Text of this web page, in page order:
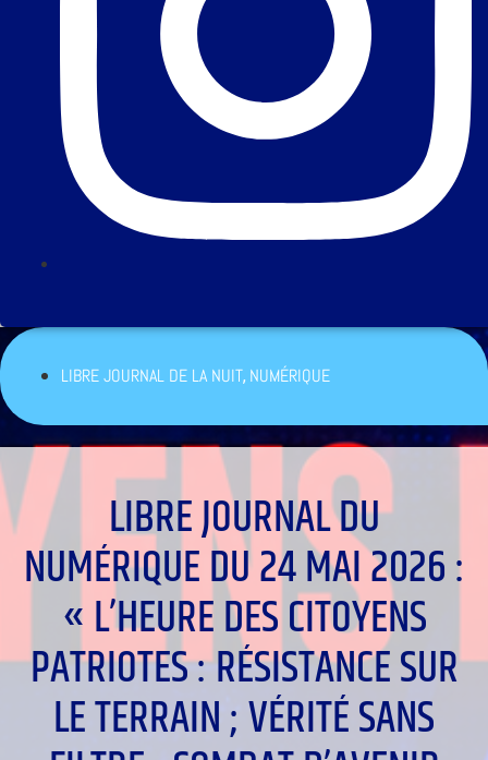
LIBRE JOURNAL DE LA NUIT,NUMÉRIQUE
LIBRE JOURNAL DU
NUMÉRIQUE DU 24 MAI 2026 :
« L’HEURE DES CITOYENS
PATRIOTES : RÉSISTANCE SUR
LE TERRAIN ; VÉRITÉ SANS